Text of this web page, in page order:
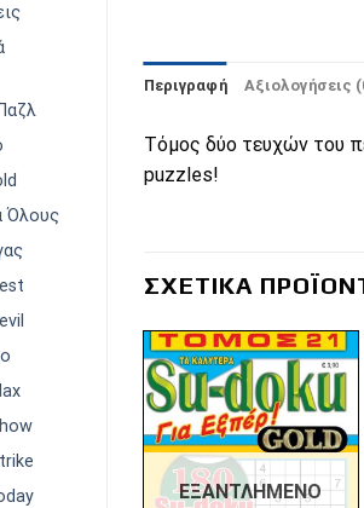
Όλους
Περιγραφή Αξιολογήσεις
Τόμος δύο τευχών του
puzzles!
ΣΧΕΤΙΚΆ
Πρόσθήκη
στην λίστα
ΕΞΑΝΤΛΗΜΈΝΟ
στην λίστα